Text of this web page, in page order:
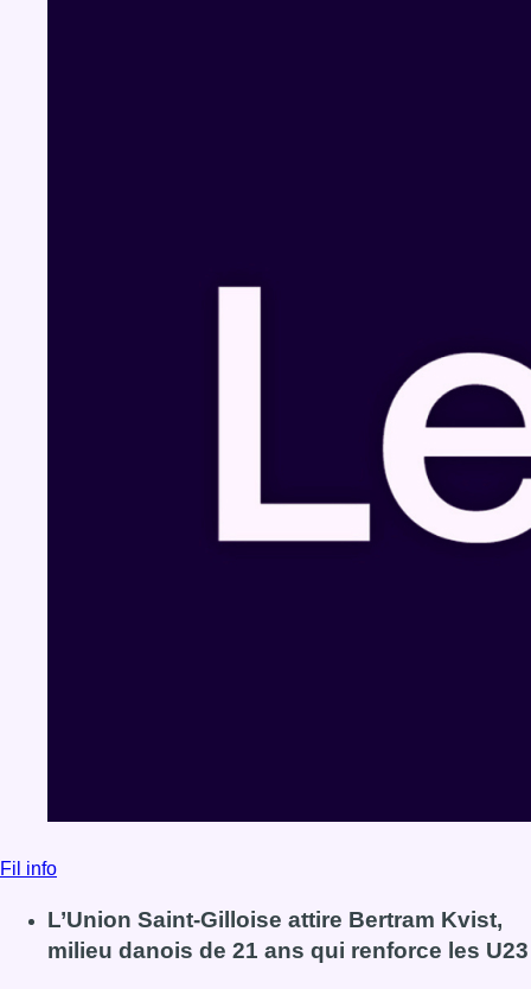
Fil info
L’Union Saint-Gilloise attire Bertram Kvist,
milieu danois de 21 ans qui renforce les U23